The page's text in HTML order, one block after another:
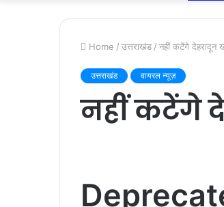
Home / उत्तराखंड / नहीं कटेंगे देहरादून
उत्तराखंड वायरल न्यूज़
नहीं कटेंगे